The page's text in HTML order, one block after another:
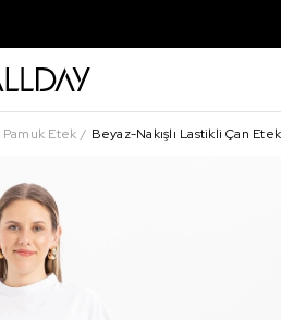
Pamuk Etek Beyaz-Nakışlı Lastikli Çan Etek